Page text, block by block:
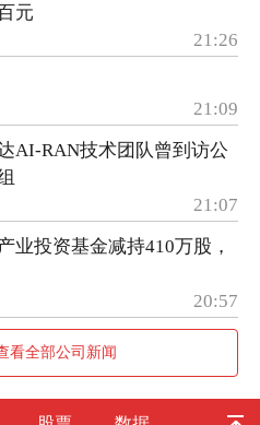
元
21:26
21:09
AI-RAN技术团队曾到访公
21:07
业投资基金减持410万股，
20:57
看全部公司新闻